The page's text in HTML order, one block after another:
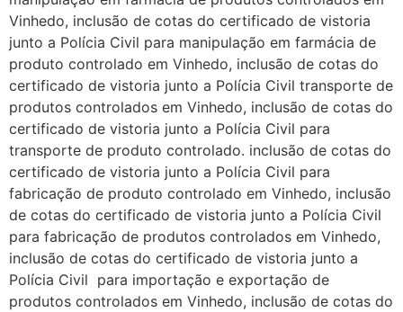
Vinhedo, inclusão de cotas do certificado de vistoria
junto a Polícia Civil para manipulação em farmácia de
produto controlado em Vinhedo, inclusão de cotas do
certificado de vistoria junto a Polícia Civil transporte de
produtos controlados em Vinhedo, inclusão de cotas do
certificado de vistoria junto a Polícia Civil para
transporte de produto controlado. inclusão de cotas do
certificado de vistoria junto a Polícia Civil para
fabricação de produto controlado em Vinhedo, inclusão
de cotas do certificado de vistoria junto a Polícia Civil
para fabricação de produtos controlados em Vinhedo,
inclusão de cotas do certificado de vistoria junto a
Polícia Civil para importação e exportação de
produtos controlados em Vinhedo, inclusão de cotas do